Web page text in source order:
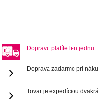
Dopravu platíte len jednu.
Doprava zadarmo pri
Tovar je expedíciou